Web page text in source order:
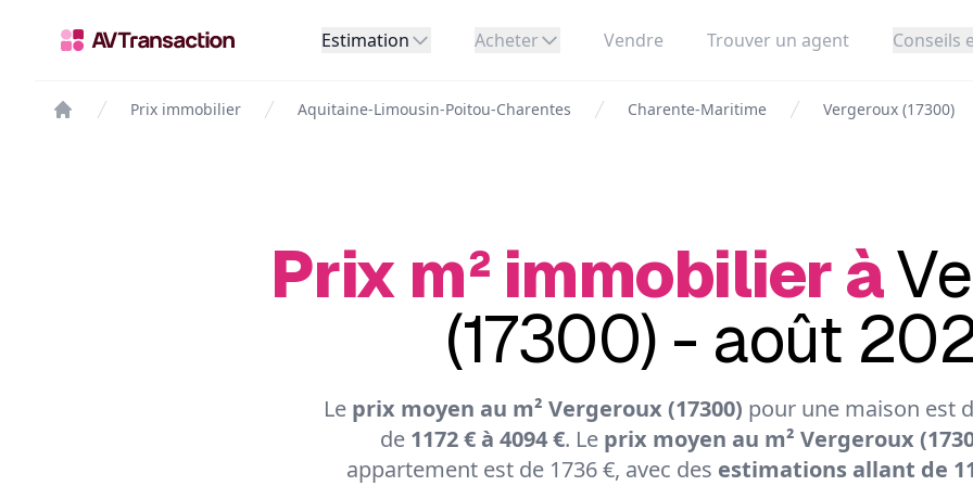
Estimation Acheter Vendre Trouver un agent Conseils
Prix immobilier Aquitaine-Limousin-Poitou-Charentes Charente-Maritime Vergeroux (17300)
Prix m² immobilier à
(17300) - août
Le prix moyen au m² Vergeroux (17300) pour une maison est
de 1172 € à 4094 €. Le prix moyen au m² Vergeroux
appartement est de 1736 €, avec des estimations allant de